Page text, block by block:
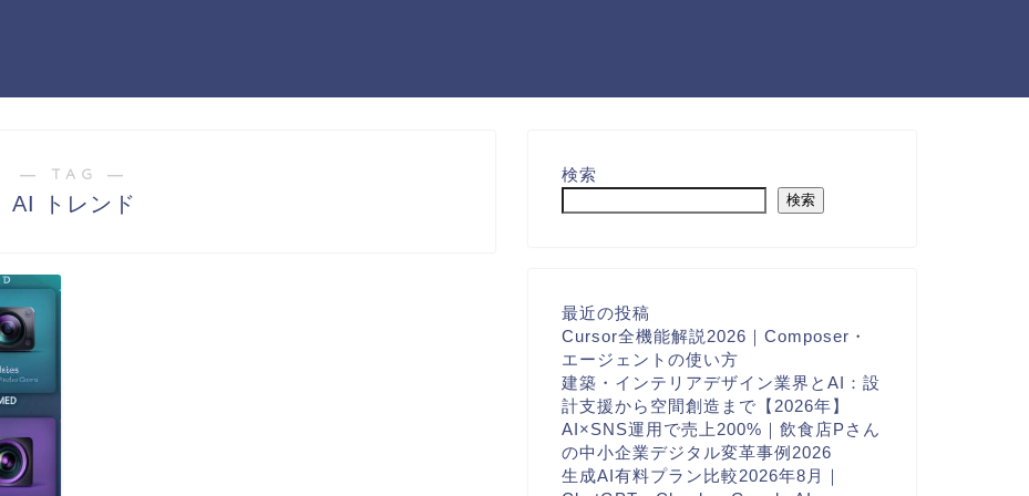
― TAG ―
AI トレンド
検索
検索
最近の投稿
Cursor全機能解説2026｜Composer・
エージェントの使い方
建築・インテリアデザイン業界とAI：設
計支援から空間創造まで【2026年】
AI×SNS運用で売上200%｜飲食店Pさん
の中小企業デジタル変革事例2026
生成AI有料プラン比較2026年8月｜